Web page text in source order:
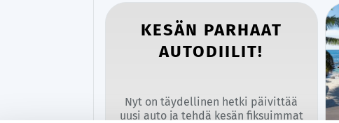
KESÄN PARHAAT
AUTODIILIT!
Nyt on täydellinen hetki päivittää
uusi auto ja tehdä kesän fiksuimmat